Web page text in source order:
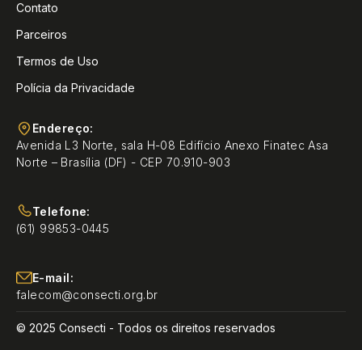
Contato
Parceiros
Termos de Uso
Polícia da Privacidade
Endereço:
Avenida L3 Norte, sala H-08 Edifício Anexo Finatec Asa
Norte – Brasília (DF) - CEP 70.910-903
Telefone:
(61) 99853-0445
E-mail:
falecom@consecti.org.br
© 2025 Consecti - Todos os direitos reservados